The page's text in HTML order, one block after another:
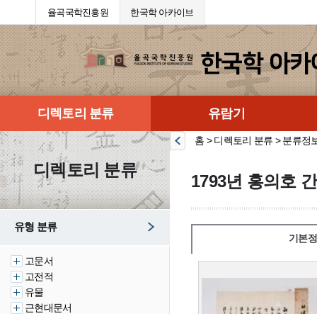
율곡국학진흥원 한국학 아카이브
디렉토리 분류 유람기
디렉토리 분류
유형 분류
고문서
고전적
유물
근현대문서
홈 > 디렉토리 분류 > 분류정
1793년 홍의호
기본